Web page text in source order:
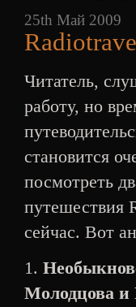
25th Май 2009
Читатель,
работу, но
становится
посмотреть
путешествия
сейчас. Вот
1.
Молодцова и